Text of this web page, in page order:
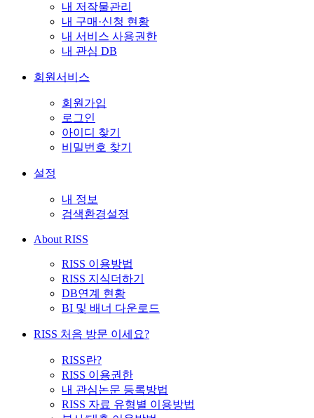
내 저작물관리
내 구매·신청 현황
내 서비스 사용권한
내 관심 DB
회원서비스
회원가입
로그인
아이디 찾기
비밀번호 찾기
설정
내 정보
검색환경설정
About RISS
RISS 이용방법
RISS 지식더하기
DB연계 현황
BI 및 배너 다운로드
RISS 처음 방문 이세요?
RISS란?
RISS 이용권한
내 관심논문 등록방법
RISS 자료 유형별 이용방법